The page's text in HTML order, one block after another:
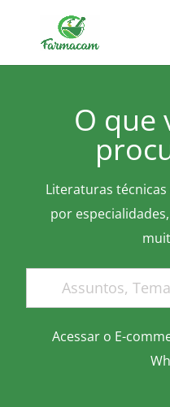
O que
Literaturas
por
Acessar o E-